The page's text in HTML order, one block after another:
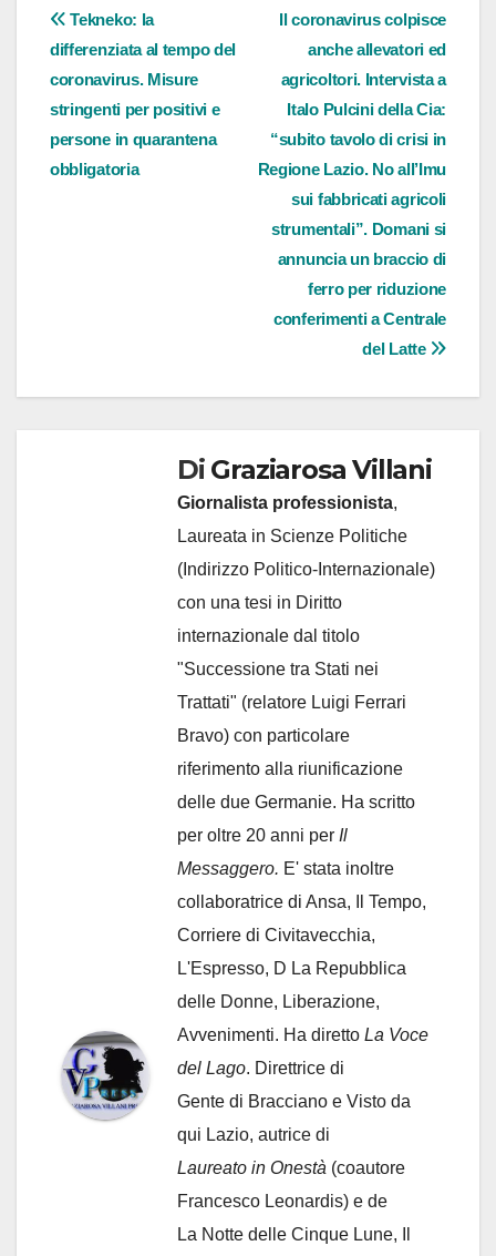
Navigazione
articoli
Il coronavirus colpisce
anche allevatori ed
agricoltori. Intervista a
Italo Pulcini della Cia:
“subito tavolo di crisi in
Regione Lazio. No all’Imu
sui fabbricati agricoli
strumentali”. Domani si
annuncia un braccio di
ferro per riduzione
conferimenti a Centrale
del Latte
Tekneko: la
differenziata al tempo del
coronavirus. Misure
stringenti per positivi e
persone in quarantena
obbligatoria
Di Graziarosa Villani
Giornalista professionista,
Laureata in Scienze Politiche
(Indirizzo Politico-Internazionale)
con una tesi in Diritto
internazionale dal titolo
"Successione tra Stati nei
Trattati" (relatore Luigi Ferrari
Bravo) con particolare
riferimento alla riunificazione
delle due Germanie. Ha scritto
per oltre 20 anni per Il
Messaggero. E' stata inoltre
collaboratrice di Ansa, Il Tempo,
Corriere di Civitavecchia,
L'Espresso, D La Repubblica
delle Donne, Liberazione,
Avvenimenti. Ha diretto La Voce
del Lago. Direttrice di
Gente di Bracciano e Visto da
qui Lazio, autrice di
Laureato in Onestà (coautore
Francesco Leonardis) e de
La Notte delle Cinque Lune, Il